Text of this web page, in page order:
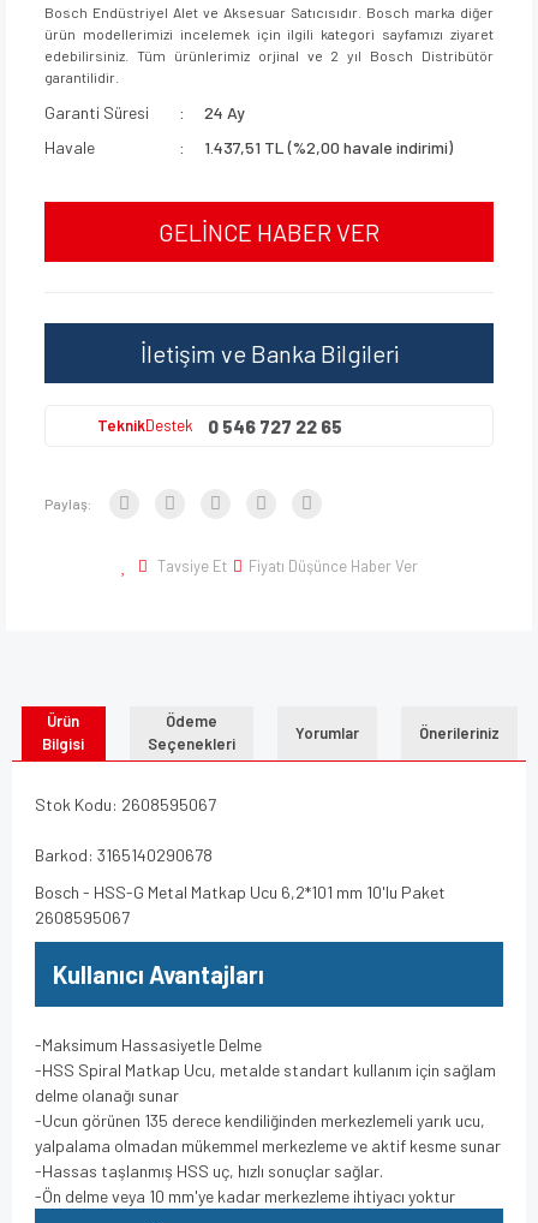
Bosch Endüstriyel Alet ve Aksesuar Satıcısıdır. Bosch marka diğer
ürün modellerimizi incelemek için ilgili kategori sayfamızı ziyaret
edebilirsiniz. Tüm ürünlerimiz orjinal ve 2 yıl Bosch Distribütör
garantilidir.
Garanti Süresi
24 Ay
Havale
1.437,51 TL (%2,00 havale indirimi)
GELİNCE HABER VER
İletişim ve Banka Bilgileri
TeknikDestek 0 546 727 22 65
Paylaş:
Tavsiye Et Fiyatı Düşünce Haber Ver
Ürün
Bilgisi
Ödeme
Seçenekleri
Yorumlar Önerileriniz
Stok Kodu: 2608595067
Barkod: 3165140290678
Bosch - HSS-G Metal Matkap Ucu 6,2*101 mm 10'lu Paket
2608595067
Kullanıcı Avantajları
-Maksimum Hassasiyetle Delme
-HSS Spiral Matkap Ucu, metalde standart kullanım için sağlam
delme olanağı sunar
-Ucun görünen 135 derece kendiliğinden merkezlemeli yarık ucu,
yalpalama olmadan mükemmel merkezleme ve aktif kesme sunar
-Hassas taşlanmış HSS uç, hızlı sonuçlar sağlar.
-Ön delme veya 10 mm'ye kadar merkezleme ihtiyacı yoktur